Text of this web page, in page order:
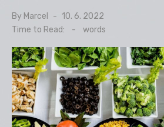
By Marcel
Posted
on
10. 6. 2022
Time to Read:
- words